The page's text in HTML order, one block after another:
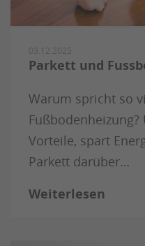
03.12.2025
Parkett und
Warum spricht so
Vorteile, spart
Parkett darüber…
Weiterlesen